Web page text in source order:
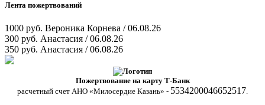
Лента пожертвований
1000 руб. Вероника Корнева / 06.08.26
300 руб. Анастасия / 06.08.26
350 руб. Анастасия / 06.08.26
Пожертвование на карту Т-Банк
расчетный счет АНО «Милосердие Казань» - 5534200046652517.